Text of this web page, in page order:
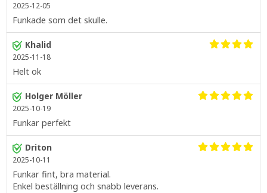
2025-12-05
Funkade som det skulle.
Khalid
2025-11-18
Helt ok
Holger Möller
2025-10-19
Funkar perfekt
Driton
2025-10-11
Funkar fint, bra material.
Enkel beställning och snabb leverans.